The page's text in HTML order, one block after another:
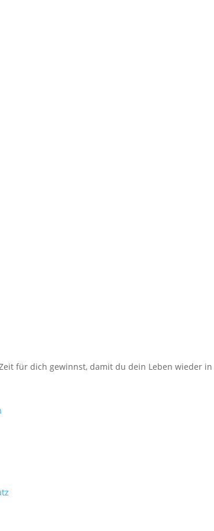
für dich gewinnst, damit du dein Leben wieder